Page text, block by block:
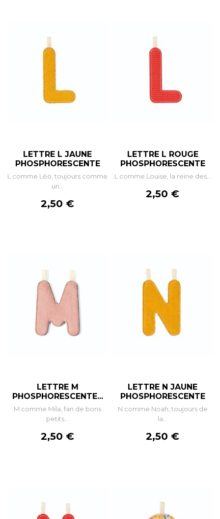
LETTRE L JAUNE
PHOSPHORESCENTE
L comme Léo, toujours comme
un...
Prix
2,50 €
LETTRE L ROUGE
PHOSPHORESCENTE
L comme Louise, la reine des...
Prix
2,50 €
LETTRE M
PHOSPHORESCENTE...
M comme Mila, fan de bons
petits...
Prix
2,50 €
LETTRE N JAUNE
PHOSPHORESCENTE
N comme Noah, toujours de
la...
Prix
2,50 €